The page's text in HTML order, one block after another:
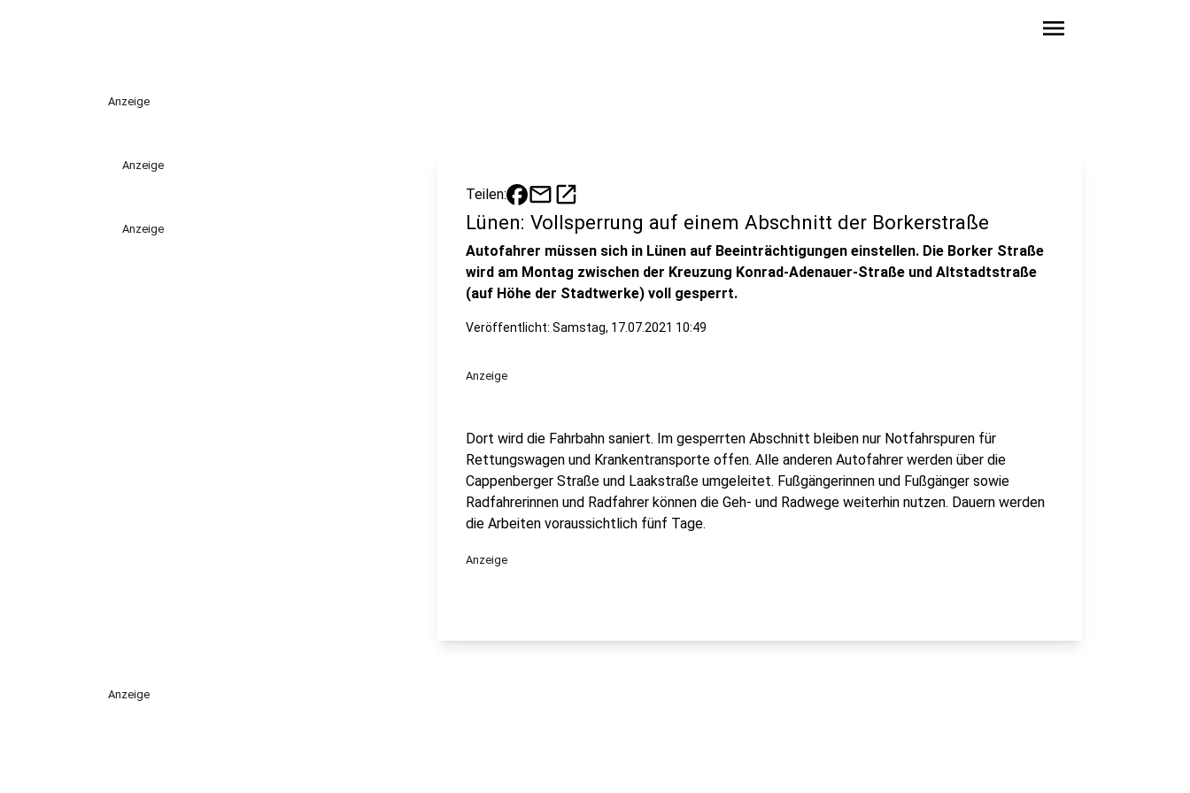
menu
Anzeige
Anzeige
Anzeige
Teilen: mailopen_in_new
Lünen: Vollsperrung auf einem Abschnitt der Borkerstraße
Autofahrer müssen sich in Lünen auf Beeinträchtigungen einstellen. Die Borker Straße
wird am Montag zwischen der Kreuzung Konrad-Adenauer-Straße und Altstadtstraße
(auf Höhe der Stadtwerke) voll gesperrt.
Veröffentlicht: Samstag, 17.07.2021 10:49
Anzeige
Dort wird die Fahrbahn saniert. Im gesperrten Abschnitt bleiben nur Notfahrspuren für
Rettungswagen und Krankentransporte offen. Alle anderen Autofahrer werden über die
Cappenberger Straße und Laakstraße umgeleitet. Fußgängerinnen und Fußgänger sowie
Radfahrerinnen und Radfahrer können die Geh- und Radwege weiterhin nutzen. Dauern werden
die Arbeiten voraussichtlich fünf Tage.
Anzeige
Anzeige